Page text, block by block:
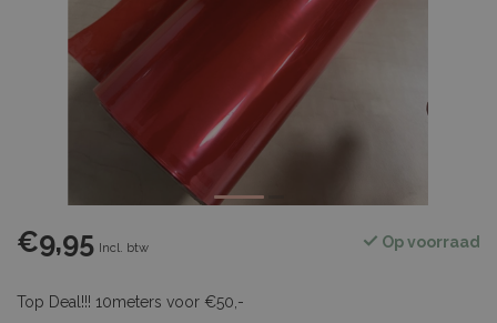
€9,95 Incl. btw Op voorraad
Top Deal!!! 10meters voor €50,-